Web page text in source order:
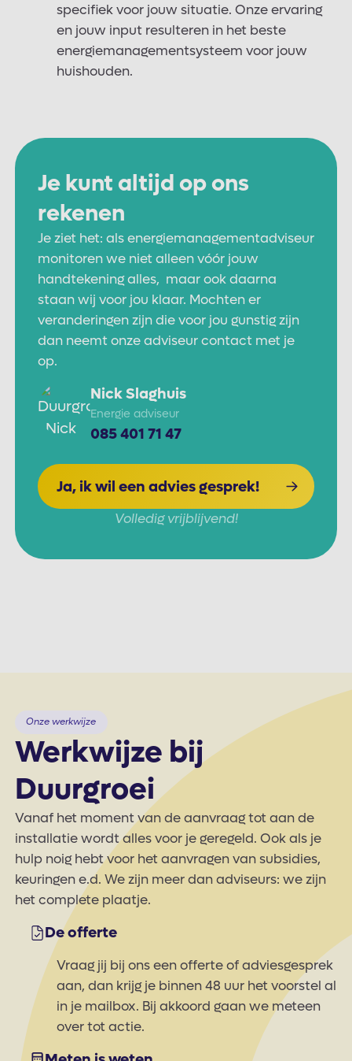
specifiek voor jouw situatie. Onze ervaring
en jouw input resulteren in het beste
energiemanagementsysteem voor jouw
huishouden.
Je kunt altijd op ons
rekenen
Je ziet het: als energiemanagementadviseur
monitoren we niet alleen vóór jouw
handtekening alles, maar ook daarna
staan wij voor jou klaar. Mochten er
veranderingen zijn die voor jou gunstig zijn
dan neemt onze adviseur contact met je
op.
Nick Slaghuis
Energie adviseur
085 401 71 47
Ja, ik wil een advies gesprek!
Volledig vrijblijvend!
Onze werkwijze
Werkwijze bij
Duurgroei
Vanaf het moment van de aanvraag tot aan de
installatie wordt alles voor je geregeld. Ook als je
hulp noig hebt voor het aanvragen van subsidies,
keuringen e.d. We zijn meer dan adviseurs: we zijn
het complete plaatje.
De offerte
Vraag jij bij ons een offerte of adviesgesprek
aan, dan krijg je binnen 48 uur het voorstel al
in je mailbox. Bij akkoord gaan we meteen
over tot actie.